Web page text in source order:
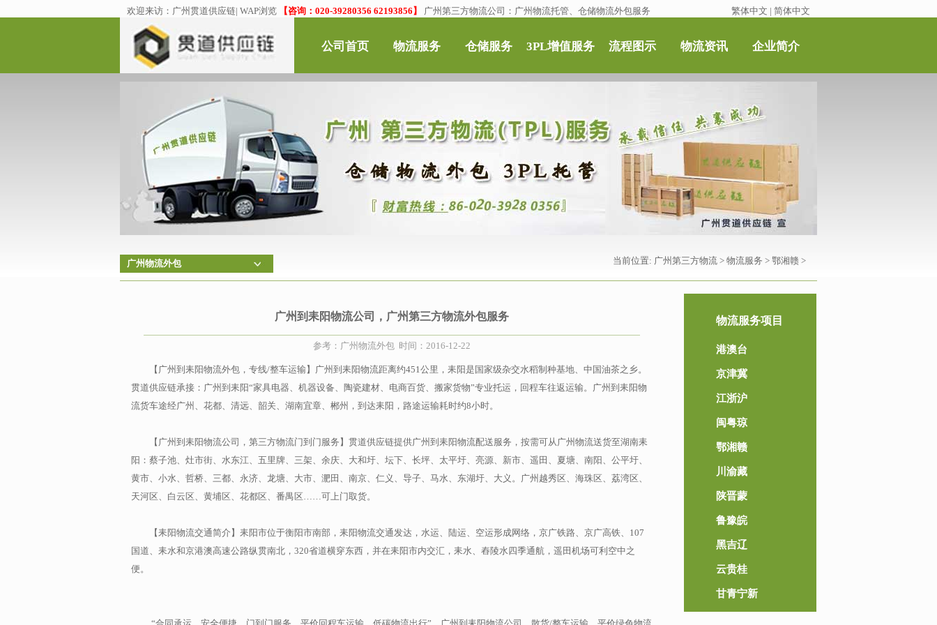
欢迎来访： 广州贯道供应链| WAP浏览 【咨询：020-39280356 62193856】 广州第三方物流公司：广州物流托管、仓储物流外包服务 繁体中文 | 简体中文
公司首页 物流服务 仓储服务 3PL增值服务 流程图示 物流资讯 企业简介
广州物流外包 当前位置: 广州第三方物流 > 物流服务 > 鄂湘赣 >
广州到耒阳物流公司，广州第三方物流外包服务
参考：广州物流外包 时间：2016-12-22
【广州到耒阳物流外包，专线/整车运输】广州到耒阳物流距离约451公里，耒阳是国家级杂交水稻制种基地、中国油茶之乡。
贯道供应链承接：广州到耒阳“家具电器、机器设备、陶瓷建材、电商百货、搬家货物”专业托运，回程车往返运输。广州到耒阳物
流货车途经广州、花都、清远、韶关、湖南宜章、郴州，到达耒阳，路途运输耗时约8小时。
【广州到耒阳物流公司，第三方物流门到门服务】贯道供应链提供广州到耒阳物流配送服务，按需可从广州物流送货至湖南耒
阳：蔡子池、灶市街、水东江、五里牌、三架、余庆、大和圩、坛下、长坪、太平圩、亮源、新市、遥田、夏塘、南阳、公平圩、
黄市、小水、哲桥、三都、永济、龙塘、大市、淝田、南京、仁义、导子、马水、东湖圩、大义。广州越秀区、海珠区、荔湾区、
天河区、白云区、黄埔区、花都区、番禺区……可上门取货。
【耒阳物流交通简介】耒阳市位于衡阳市南部，耒阳物流交通发达，水运、陆运、空运形成网络，京广铁路、京广高铁、107
国道、耒水和京港澳高速公路纵贯南北，320省道横穿东西，并在耒阳市内交汇，耒水、舂陵水四季通航，遥田机场可利空中之
便。
物流服务项目
港澳台
京津冀
江浙沪
闽粤琼
鄂湘赣
川渝藏
陕晋蒙
鲁豫皖
黑吉辽
云贵桂
甘青宁新